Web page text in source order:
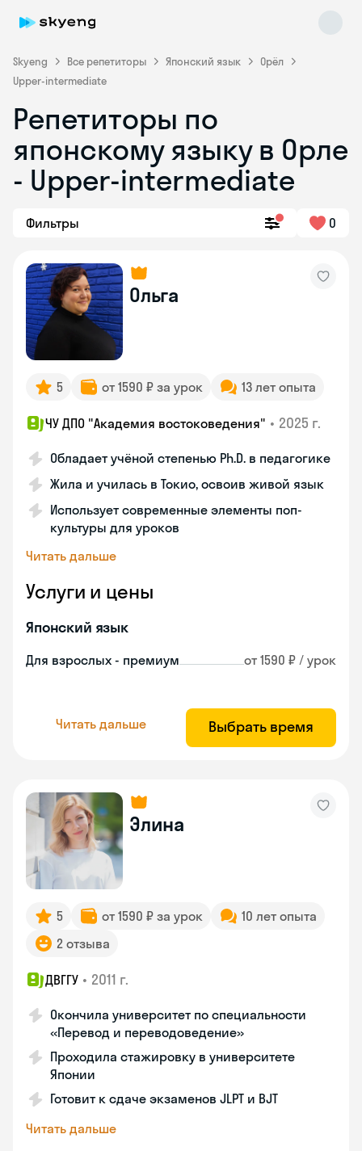
Skyeng Все репетиторы Японский язык
Орёл
Upper-intermediate
Репетиторы по
японскому языку в Орле
- Upper-intermediate
Фильтры 0
Ольга
5 от 1590 ₽ за урок 13 лет опыта
ЧУ ДПО "Академия востоковедения" • 2025 г.
Обладает учёной степенью Ph.D. в педагогике
Жила и училась в Токио, освоив живой язык
Использует современные элементы поп-
культуры для уроков
Читать дальше
Услуги и цены
Японский язык
Для взрослых - премиум от 1590 ₽ / урок
Читать дальше Выбрать время
Элина
5 от 1590 ₽ за урок
10 лет опыта
2 отзыва
ДВГГУ • 2011 г.
Окончила университет по специальности
«Перевод и переводоведение»
Проходила стажировку в университете
Японии
Готовит к сдаче экзаменов JLPT и BJT
Читать дальше
Skyeng Chat
online